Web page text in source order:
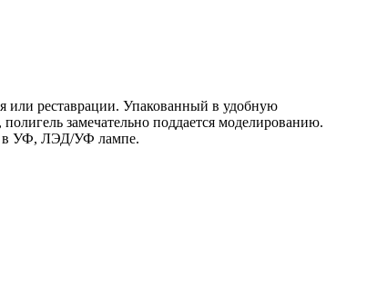
или реставрации. Упакованный в удобную
замечательно поддается моделированию.
в УФ, ЛЭД/УФ лампе.